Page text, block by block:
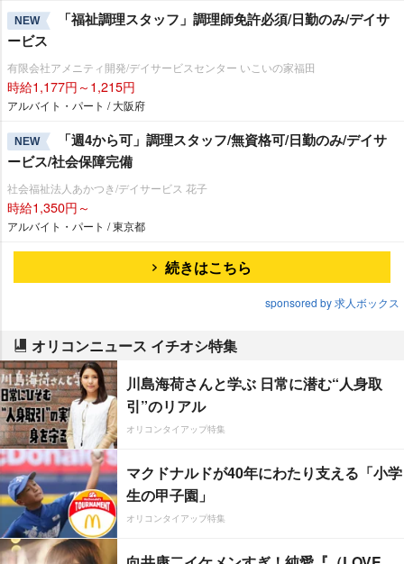
NEW
「福祉調理スタッフ」調理師免許必須/日勤のみ/デイサ
ービス
有限会社アメニティ開発/デイサービスセンター いこいの家福田
時給1,177円～1,215円
アルバイト・パート / 大阪府
NEW
「週4から可」調理スタッフ/無資格可/日勤のみ/デイサ
ービス/社会保障完備
社会福祉法人あかつき/デイサービス 花子
時給1,350円～
アルバイト・パート / 東京都
続きはこちら
sponsored by 求人ボックス
オリコンニュース イチオシ特集
川島海荷さんと学ぶ 日常に潜む“人身取
引”のリアル
オリコンタイアップ特集
マクドナルドが40年にわたり支える「小学
生の甲子園」
オリコンタイアップ特集